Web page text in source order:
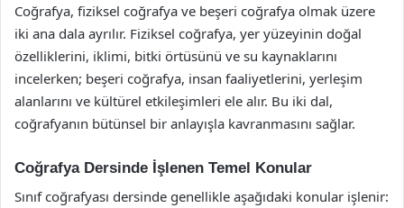
Coğrafya, fiziksel coğrafya ve beşeri coğrafya olmak üzere
iki ana dala ayrılır. Fiziksel coğrafya, yer yüzeyinin doğal
özelliklerini, iklimi, bitki örtüsünü ve su kaynaklarını
incelerken; beşeri coğrafya, insan faaliyetlerini, yerleşim
alanlarını ve kültürel etkileşimleri ele alır. Bu iki dal,
coğrafyanın bütünsel bir anlayışla kavranmasını sağlar.
Coğrafya Dersinde İşlenen Temel Konular
Sınıf coğrafyası dersinde genellikle aşağıdaki konular işlenir: